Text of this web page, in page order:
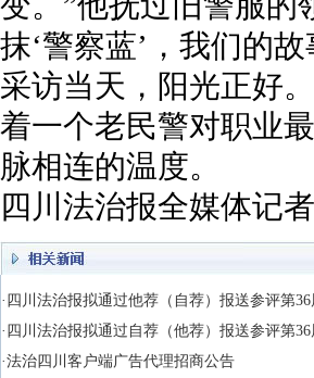
抹‘警察蓝’，我们的
采访当天，阳光正好
着一个老民警对职业
脉相连的温度。
四川法治报全媒体记
·四川法治报拟通过他荐（自荐）报送参评第
·四川法治报拟通过自荐（他荐）报送参评第
·法治四川客户端广告代理招商公告